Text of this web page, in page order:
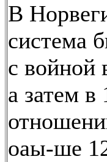
В
система
с войной
а затем в
оаы-ше